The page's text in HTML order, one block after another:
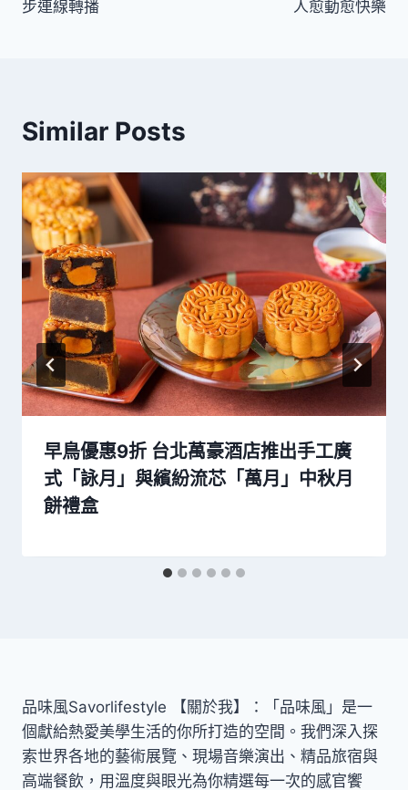
導
步連線轉播
人愈動愈快樂
Similar Posts
早鳥優惠9折 台北萬豪酒店推出手工廣
式「詠月」與繽紛流芯「萬月」中秋月
餅禮盒
品味風Savorlifestyle 【關於我】：「品味風」是一
個獻給熱愛美學生活的你所打造的空間。我們深入探
索世界各地的藝術展覽、現場音樂演出、精品旅宿與
高端餐飲，用溫度與眼光為你精選每一次的感官饗